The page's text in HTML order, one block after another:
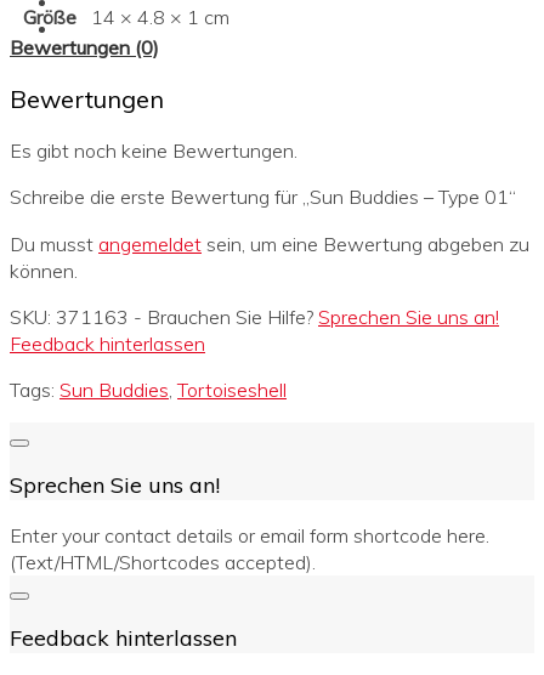
Größe
14 × 4.8 × 1 cm
Bewertungen (0)
Bewertungen
Es gibt noch keine Bewertungen.
Schreibe die erste Bewertung für „Sun Buddies – Type 01“
Du musst angemeldet sein, um eine Bewertung abgeben zu
können.
SKU: 371163 - Brauchen Sie Hilfe? Sprechen Sie uns an!
Feedback hinterlassen
Tags: Sun Buddies,Tortoiseshell
Sprechen Sie uns an!
Enter your contact details or email form shortcode here.
(Text/HTML/Shortcodes accepted).
Feedback hinterlassen